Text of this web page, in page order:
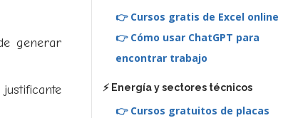
generar
👉 Cursos gratis de Excel online
👉 Cómo usar ChatGPT para
encontrar trabajo
⚡ Energía y sectores técnicos
👉 Cursos gratuitos de placas